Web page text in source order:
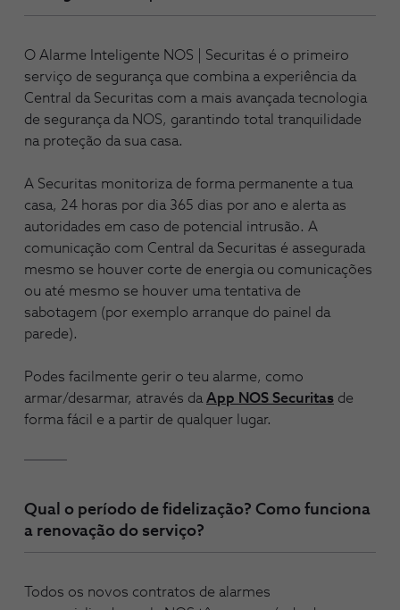
O Alarme Inteligente NOS | Securitas é o primeiro
serviço de segurança que combina a experiência da
Central da Securitas com a mais avançada tecnologia
de segurança da NOS, garantindo total tranquilidade
na proteção da sua casa.
A Securitas monitoriza de forma permanente a tua
casa, 24 horas por dia 365 dias por ano e alerta as
autoridades em caso de potencial intrusão. A
comunicação com Central da Securitas é assegurada
mesmo se houver corte de energia ou comunicações
ou até mesmo se houver uma tentativa de
sabotagem (por exemplo arranque do painel da
parede).
Podes facilmente gerir o teu alarme, como
armar/desarmar, através da App NOS Securitas de
forma fácil e a partir de qualquer lugar.
Qual o período de fidelização? Como funciona
a renovação do serviço?
Todos os novos contratos de alarmes